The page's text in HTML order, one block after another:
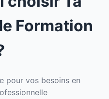
Formation
pour vos besoins en